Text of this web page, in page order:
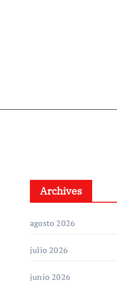
Archives
agosto 2026
julio 2026
junio 2026